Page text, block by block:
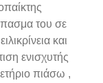
του σε
και
ενισχυτής
πιάσω ,